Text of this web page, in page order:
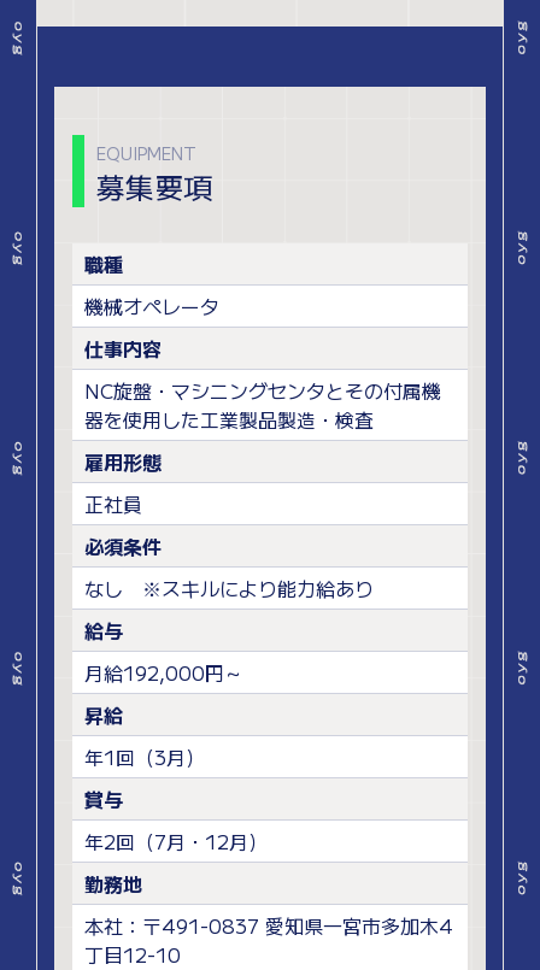
EQUIPMENT
募集要項
職種
機械オペレータ
仕事内容
NC旋盤・マシニングセンタとその付属機
器を使用した工業製品製造・検査
雇用形態
正社員
必須条件
なし ※スキルにより能力給あり
給与
月給192,000円～
昇給
年1回（3月）
賞与
年2回（7月・12月）
勤務地
本社：〒491-0837 愛知県一宮市多加木4
丁目12-10